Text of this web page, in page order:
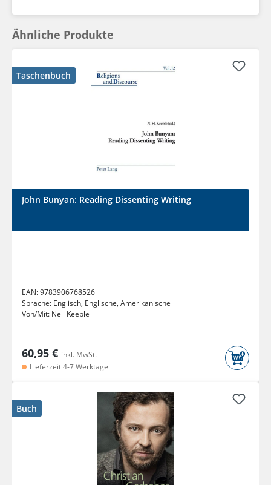
Ähnliche Produkte
Taschenbuch
John Bunyan: Reading Dissenting Writing
EAN:9783906768526
Sprache: Englisch, Englische, Amerikanische
Von/Mit: Neil Keeble
60,95 € inkl. MwSt.
Lieferzeit 4-7 Werktage
Buch